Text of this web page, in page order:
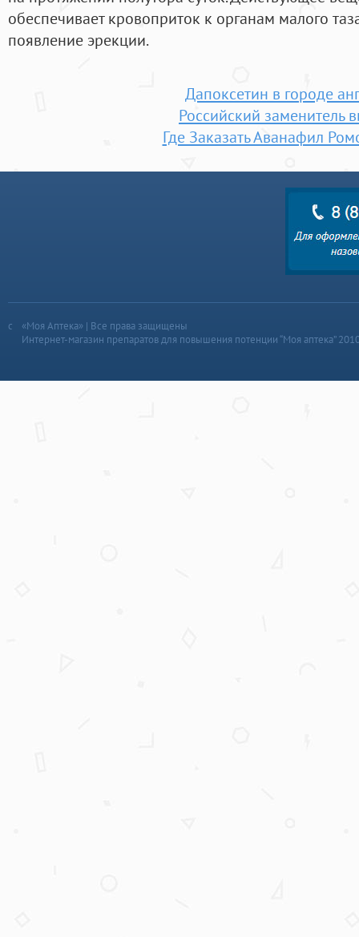
обеспечивает кровоприток к органам малого
появление эрекции.
Дапоксетин в городе
Российский заменитель
Где Заказать Аванафил
«Моя Аптека» | Все права защищены
Интернет-магазин препаратов для повышения потенции “Моя аптека”